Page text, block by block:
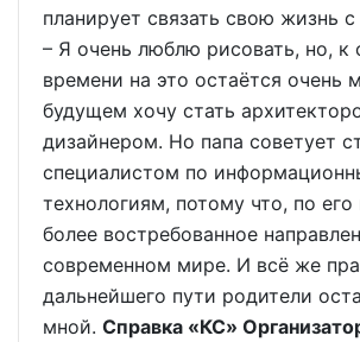
планирует связать свою жизнь
– Я очень люблю рисовать, но, к
времени на это остаётся очень
будущем хочу стать
дизайнером. Но папа советует
специалистом по
технологиям, потому что, по
более востребованное
современном мире. И всё же
дальнейшего пути родители
мной. Справка «КС»